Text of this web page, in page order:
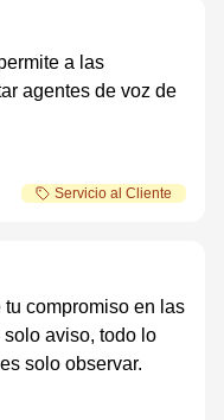
a las
agentes de voz de
Servicio al Cliente
tu compromiso en las
aviso, todo lo
solo observar.